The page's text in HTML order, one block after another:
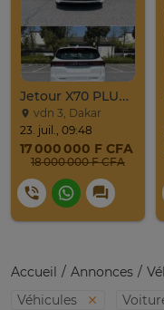
Jetour X70 PLUS 2024
vdn 3, Dakar
23. juil., 09:48
17 000 000 F CFA
18 000 000 F CFA
Accueil Annonces
Véhicules